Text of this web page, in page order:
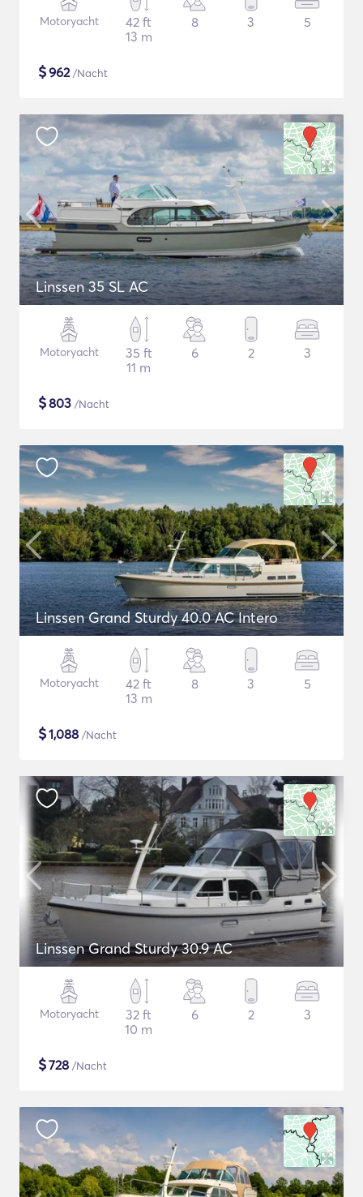
Motoryacht
42 ft
13 m
8 3 5
$962/Nacht
Linssen 35 SL AC
Motoryacht
35 ft
11 m
6 2 3
$803 /Nacht
Linssen Grand Sturdy 40.0 AC Intero
Motoryacht
42 ft
13 m
8 3 5
$1,088 /Nacht
Linssen Grand Sturdy 30.9 AC
Motoryacht
32 ft
10 m
6 2 3
$728 /Nacht